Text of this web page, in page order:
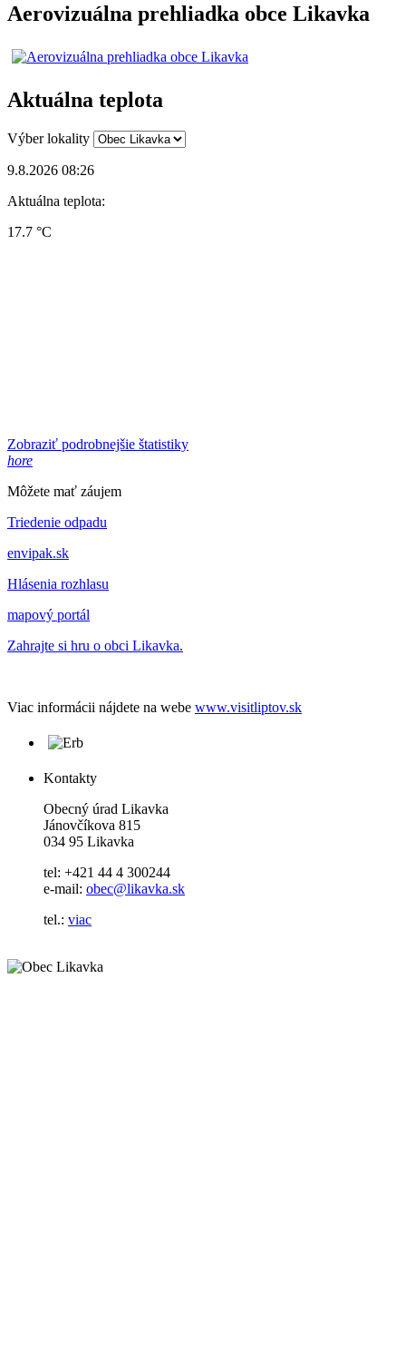
Aerovizuálna prehliadka obce Likavka
Aktuálna teplota
Výber lokality
9.8.2026 08:26
Aktuálna teplota:
17.7 °C
Zobraziť podrobnejšie štatistiky
hore
Môžete mať záujem
Triedenie odpadu
envipak.sk
Hlásenia rozhlasu
mapový portál
Zahrajte si hru o obci Likavka.
Viac informácii nájdete na webe www.visitliptov.sk
Kontakty
Obecný úrad Likavka
Jánovčíkova 815
034 95 Likavka
tel: +421 44 4 300244
e-mail: obec@likavka.sk
tel.: viac